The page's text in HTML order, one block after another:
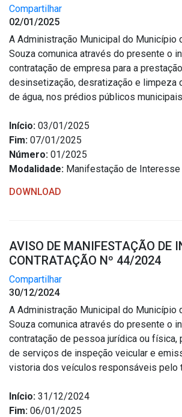
Compartilhar
02/01/2025
A Administração Municipal do Município
Souza comunica através do presente o
contratação de empresa para a
desinsetização, desratização e limpeza
de água, nos prédios públicos
Início: 03/01/2025
Fim: 07/01/2025
Número: 01/2025
Modalidade: Manifestação de Interesse
DOWNLOAD
AVISO DE MANIFESTAÇÃO DE
CONTRATAÇÃO Nº 44/2024
Compartilhar
30/12/2024
A Administração Municipal do Município
Souza comunica através do presente o
contratação de pessoa jurídica ou física,
de serviços de inspeção veicular e
vistoria dos veículos responsáveis pelo
Início: 31/12/2024
Fim: 06/01/2025